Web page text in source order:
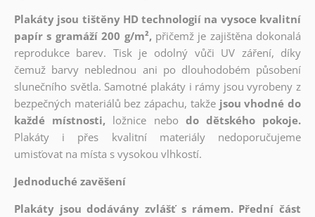
Plakáty jsou tištěny HD technologií na vysoce kvalitní
papír s gramáží 200 g/m², přičemž je zajištěna dokonalá
reprodukce barev. Tisk je odolný vůči UV záření, díky
čemuž barvy neblednou ani po dlouhodobém působení
slunečního světla. Samotné plakáty i rámy jsou vyrobeny z
bezpečných materiálů bez zápachu, takže jsou vhodné do
každé místnosti, ložnice nebo do dětského pokoje.
Plakáty i přes kvalitní materiály nedoporučujeme
umisťovat na místa s vysokou vlhkostí.
Jednoduché zavěšení
Plakáty jsou dodávány zvlášť s rámem. Přední část